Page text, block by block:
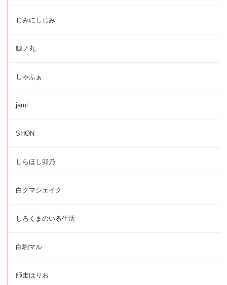
じみにしじみ
鯱ノ丸
しゃふぁ
jami
SHON
しらほし卯乃
白クマシェイク
しろくまのいる生活
白駒マル
師走ほりお